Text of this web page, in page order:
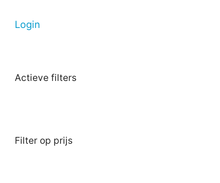
Login
Actieve filters
Filter op prijs